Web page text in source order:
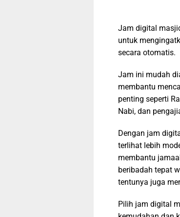
Jam digital
untuk
secara otomatis.
Jam ini mudah
membantu
penting seperti
Nabi, dan
Dengan jam
terlihat lebih
membantu
beribadah tepat
tentunya juga
Pilih jam digital